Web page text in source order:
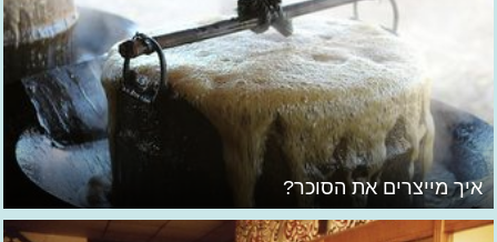
איך מייצרים את הסוכר?